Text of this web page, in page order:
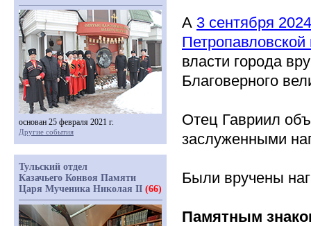
А 3 сентября
Петропавловской
власти города
Благоверного
Отец Гавриил
заслуженными
Были вручены
Памятным
основан 25 февраля 2021 г.
Другие события
Тульский отдел
Казачьего Конвоя Памяти
Царя Мученика Николая II (66)